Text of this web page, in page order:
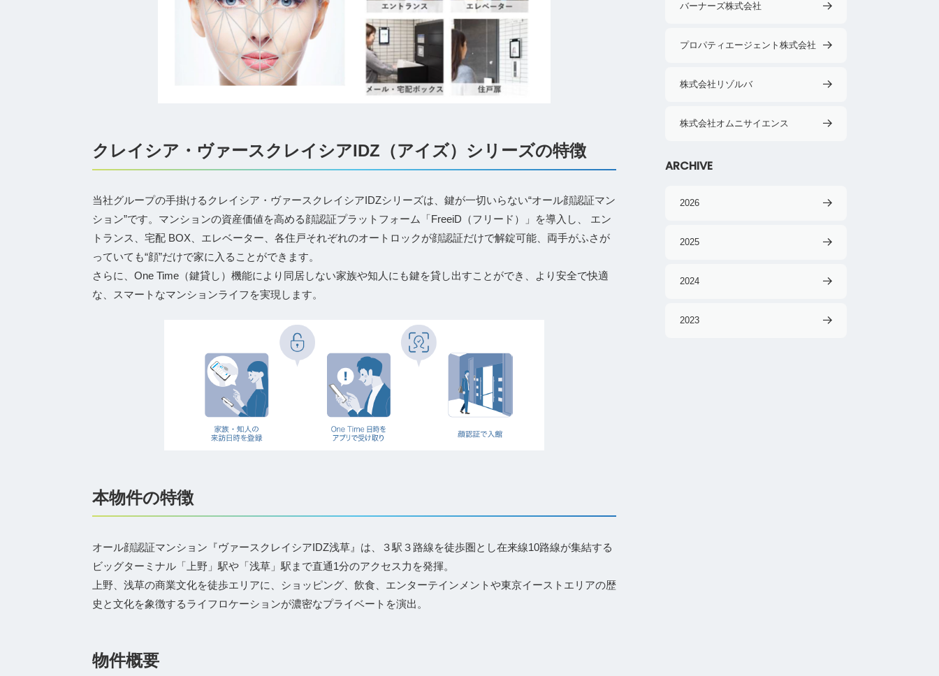
クレイシア・ヴァースクレイシアIDZ（アイズ）シリーズの特徴
当社グループの手掛けるクレイシア・ヴァースクレイシアIDZシリーズは、鍵が一切いらない“オール顔認証マン
ション”です。マンションの資産価値を高める顔認証プラットフォーム「FreeiD（フリード）」を導入し、 エン
トランス、宅配 BOX、エレベーター、各住戸それぞれのオートロックが顔認証だけで解錠可能、両手がふさが
っていても“顔”だけで家に入ることができます。
さらに、One Time（鍵貸し）機能により同居しない家族や知人にも鍵を貸し出すことができ、より安全で快適
な、スマートなマンションライフを実現します。
本物件の特徴
オール顔認証マンション『ヴァースクレイシアIDZ浅草』は、３駅３路線を徒歩圏とし在来線10路線が集結する
ビッグターミナル「上野」駅や「浅草」駅まで直通1分のアクセス力を発揮。
上野、浅草の商業文化を徒歩エリアに、ショッピング、飲食、エンターテインメントや東京イーストエリアの歴
史と文化を象徴するライフロケーションが濃密なプライベートを演出。
物件概要
バーナーズ株式会社
プロパティエージェント株式会社
株式会社リゾルバ
株式会社オムニサイエンス
ARCHIVE
2026
2025
2024
2023